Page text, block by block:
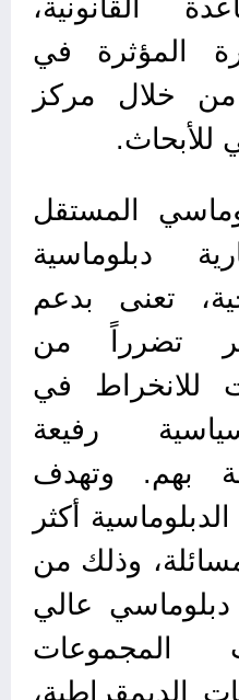
القانونية،
المؤثرة في
من خلال مركز
للأبحاث.
المستقل
دبلوماسية
تعنى بدعم
تضرراً من
للانخراط في
رفيعة
بهم. وتهدف
أكثر
وذلك من
عالي
المجموعات
الديمقراطية،